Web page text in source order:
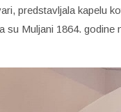
predstavljala kapelu
su Muljani 1864.